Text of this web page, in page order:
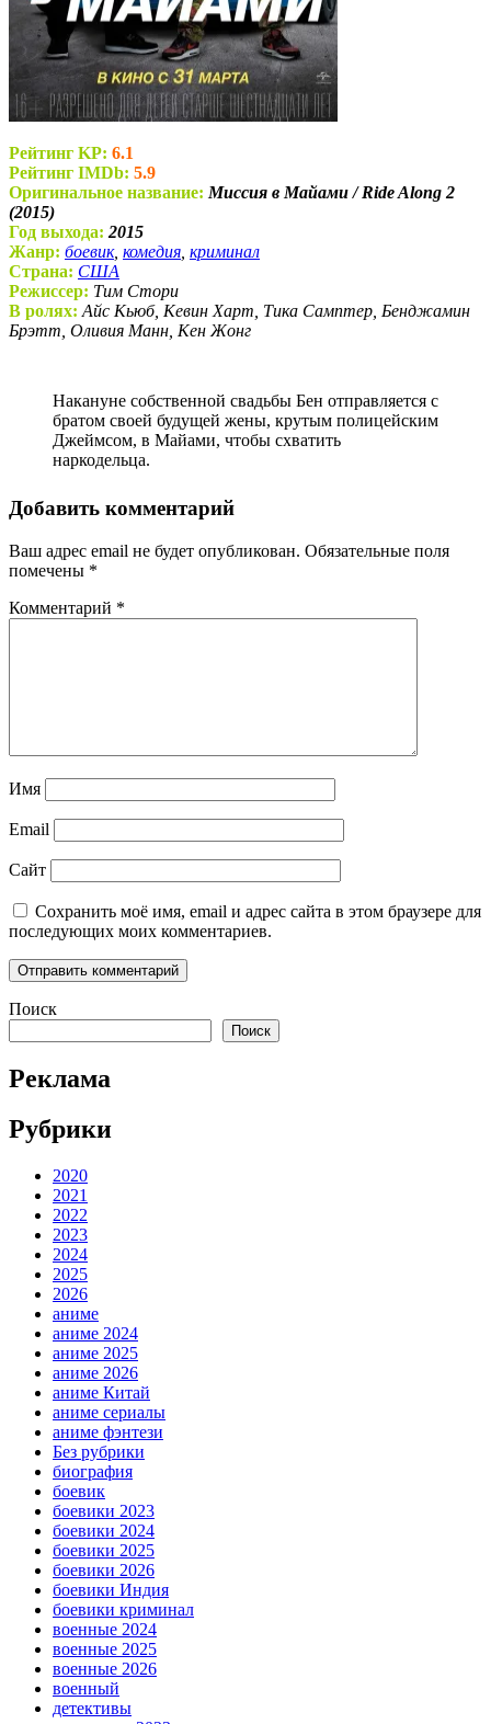
Рейтинг KP: 6.1
Рейтинг IMDb: 5.9
Оригинальное название: Миссия в Майами / Ride Along 2
(2015)
Год выхода: 2015
Жанр: боевик, комедия криминал
Страна: США
Режиссер: Тим Стори
В ролях: Айс Кьюб, Кевин Харт, Тика Самптер, Бенджамин
Брэтт, Оливия Манн, Кен Жонг
Накануне собственной свадьбы Бен отправляется с
братом своей будущей жены, крутым полицейским
Джеймсом, в Майами, чтобы схватить
наркодельца.
Добавить комментарий
Ваш адрес email не будет опубликован. Обязательные поля
помечены *
Комментарий *
Имя
Email
Сайт
Сохранить моё имя, email и адрес сайта в этом браузере для
последующих моих комментариев.
Поиск
Поиск
Реклама
Рубрики
2020
2021
2022
2023
2024
2025
2026
аниме
аниме 2024
аниме 2025
аниме 2026
аниме Китай
аниме сериалы
аниме фэнтези
Без рубрики
биография
боевик
боевики 2023
боевики 2024
боевики 2025
боевики 2026
боевики Индия
боевики криминал
военные 2024
военные 2025
военные 2026
военный
детективы